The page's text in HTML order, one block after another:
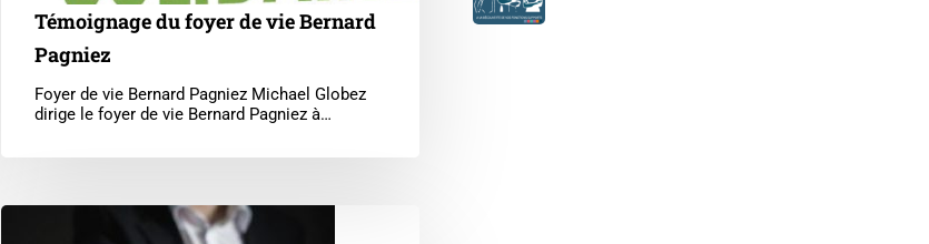
Témoignage du foyer de vie Bernard
Pagniez
Foyer de vie Bernard Pagniez Michael Globez
dirige le foyer de vie Bernard Pagniez à…
Démarches